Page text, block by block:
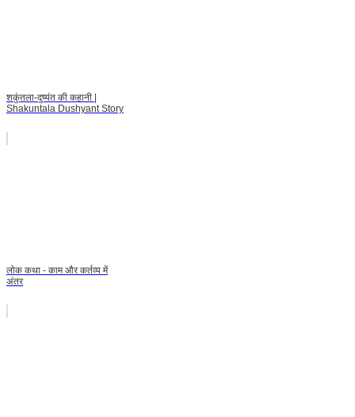
शकुंतला-दुष्यंत की कहानी |
Shakuntala Dushyant Story
लोक कथा - काम और कर्तव्य में
अंतर